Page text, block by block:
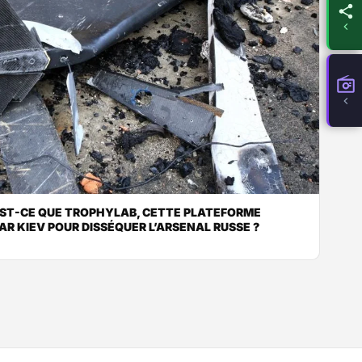
CE QUE TROPHYLAB, CETTE PLATEFORME
KIEV POUR DISSÉQUER L’ARSENAL RUSSE ?